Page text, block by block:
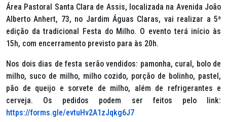
Área Pastoral Santa Clara de Assis, localizada na Avenida João
Alberto Anhert, 73, no Jardim Águas Claras, vai realizar a 5ª
edição da tradicional Festa do Milho. O evento terá início às
15h, com encerramento previsto para às 20h.
Nos dois dias de festa serão vendidos: pamonha, cural, bolo de
milho, suco de milho, milho cozido, porção de bolinho, pastel,
pão de queijo e sorvete de milho, além de refrigerantes e
cerveja. Os pedidos podem ser feitos pelo link:
https://forms.gle/evtuHv2A1zJqkg6J7